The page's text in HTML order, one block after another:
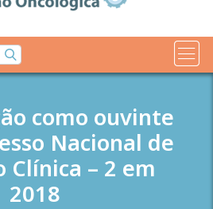
como ouvinte
Nacional de
Clínica – 2 em
2018